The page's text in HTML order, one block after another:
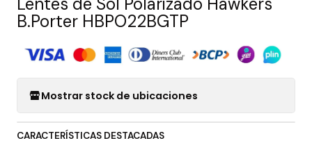
B.Porter HBPO22BGTP
Mostrar stock de ubicaciones
CARACTERÍSTICAS DESTACADAS